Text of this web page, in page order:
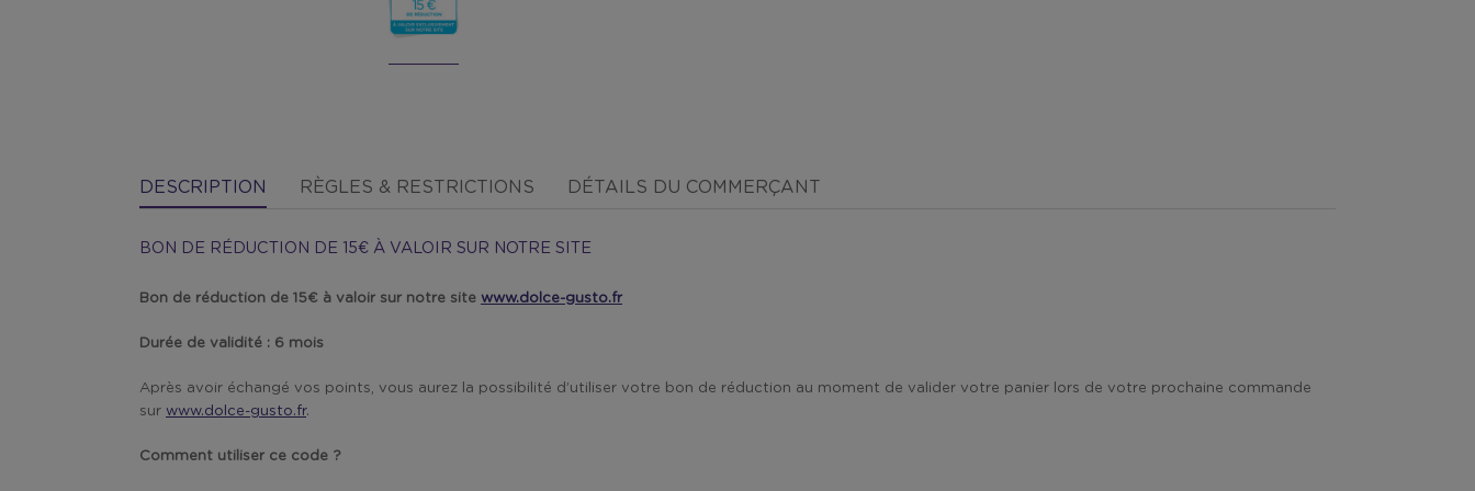
DESCRIPTION RÈGLES & RESTRICTIONS DÉTAILS DU COMMERÇANT
BON DE RÉDUCTION DE 15€ À VALOIR SUR NOTRE SITE
Bon de réduction de 15€ à valoir sur notre site www.dolce-gusto.fr
Durée de validité : 6 mois
Après avoir échangé vos points, vous aurez la possibilité d’utiliser votre bon de réduction au moment de valider votre panier lors de votre prochaine commande
sur www.dolce-gusto.fr.
Comment utiliser ce code ?